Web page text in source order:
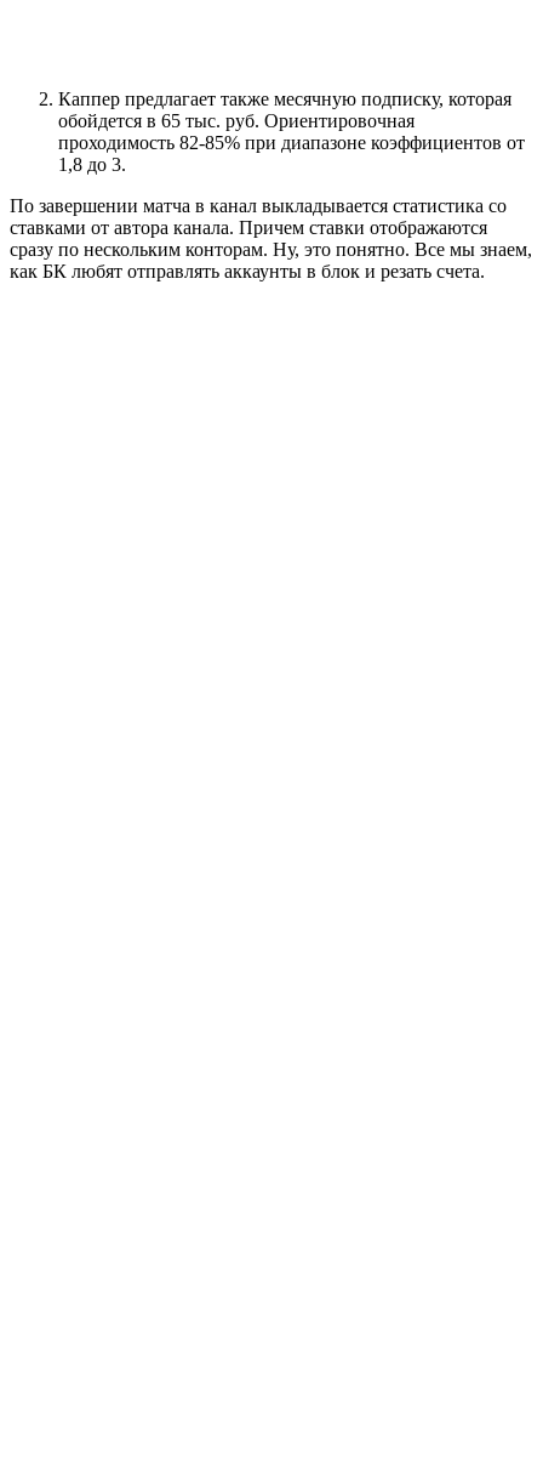
Каппер предлагает также месячную подписку, которая
обойдется в 65 тыс. руб. Ориентировочная
проходимость 82-85% при диапазоне коэффициентов от
1,8 до 3.
По завершении матча в канал выкладывается статистика со
ставками от автора канала. Причем ставки отображаются
сразу по нескольким конторам. Ну, это понятно. Все мы знаем,
как БК любят отправлять аккаунты в блок и резать счета.